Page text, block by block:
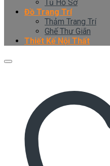
Tủ Hồ Sơ
Đồ Trang Trí
Thảm Trang Trí
Ghế Thư Giãn
Thiết Kế Nội Thất